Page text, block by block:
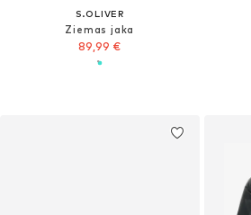
S.OLIVER
Ziemas jaka
89,99 €